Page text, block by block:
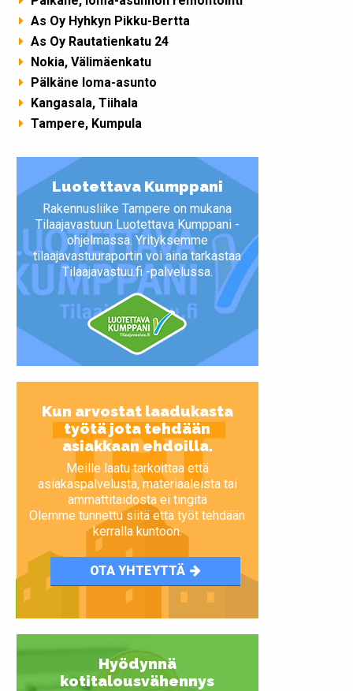
As Oy Hyhkyn Pikku-Bertta
As Oy Rautatienkatu 24
Nokia, Välimäenkatu
Pälkäne loma-asunto
Kangasala, Tiihala
Tampere, Kumpula
Luotettava Kumppani
Rakennusliike Tampere on mukana
Tilaajavastuun Luotettava Kumppani -
ohjelmassa. Yrityksemme
tilaajavastuuraportin voi aina tarkastaa
Tilaajavastuu.fi -palvelussa.
Kun arvostat laadukasta
työtä jota tehdään
asiakkaan ehdoilla.
Meille laatu tarkoittaa että
asiakaspalvelusta, materiaaleista tai
ammattitaidosta ei tingitä
Olemme tunnettu siitä että työt tehdään
kerralla kuntoon.
OTA YHTEYTTÄ
Hyödynnä
kotitalousvähennys